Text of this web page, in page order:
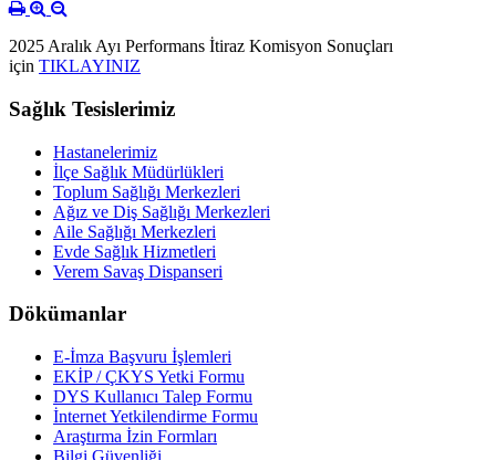
2025 Aralık Ayı Performans İtiraz Komisyon Sonuçları
için TIKLAYINIZ
Sağlık Tesislerimiz
Hastanelerimiz
İlçe Sağlık Müdürlükleri
Toplum Sağlığı Merkezleri
Ağız ve Diş Sağlığı Merkezleri
Aile Sağlığı Merkezleri
Evde Sağlık Hizmetleri
Verem Savaş Dispanseri
Dökümanlar
E-İmza Başvuru İşlemleri
EKİP / ÇKYS Yetki Formu
DYS Kullanıcı Talep Formu
İnternet Yetkilendirme Formu
Araştırma İzin Formları
Bilgi Güvenliği